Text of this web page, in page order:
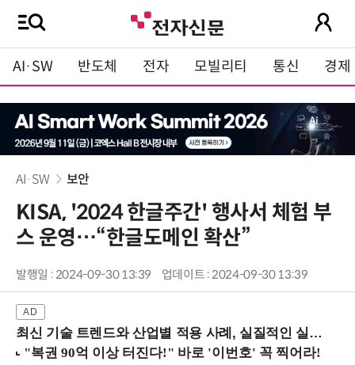
AI·SW 반도체 전자 모빌리티 통신 경제
AI·SW 보안
KISA, '2024 한글주간' 행사서 체험 부
스 운영…“한글도메인 확산”
발행일 : 2024-09-30 13:39 업데이트 : 2024-09-30 13:39
최신 기술 트렌드와 산업별 적용 사례, 실질적인 실행 전략을 공유 (9/18 양재역)